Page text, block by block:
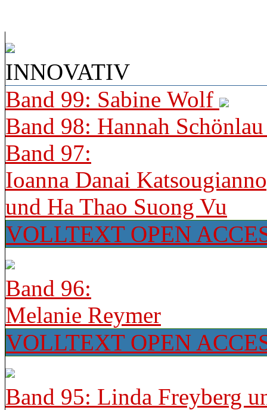
INNOVATIV
Band 99: Sabine Wolf
Band 98: Hannah
Band 97:
Ioanna Danai
und Ha Thao Suong Vu
VOLLTEXT OPEN
Band 96:
Melanie Reymer
VOLLTEXT OPEN
Band 95: Linda Freyberg